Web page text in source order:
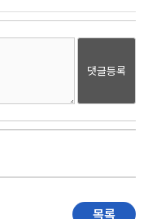
댓글등록
목록